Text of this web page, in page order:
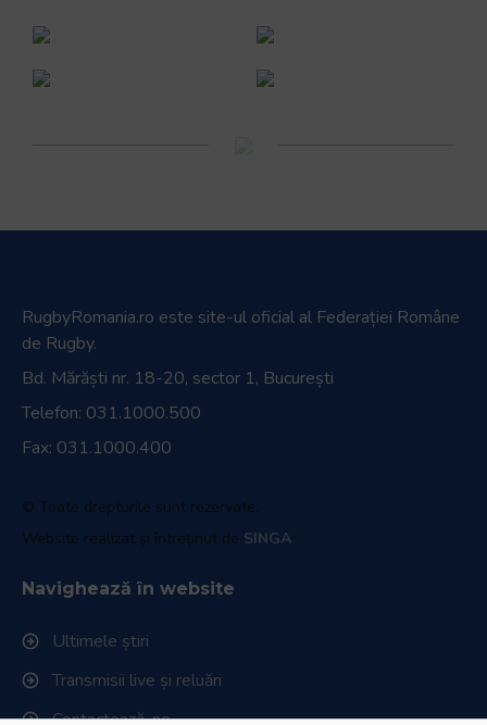
RugbyRomania.ro este site-ul oficial al Federației Române
de Rugby.
Bd. Mărăști nr. 18-20, sector 1, București
Telefon: 031.1000.500
Fax: 031.1000.400
© Toate drepturile sunt rezervate.
Website realizat și întreținut de SINGA
Navighează în website
Ultimele știri
Transmisii live și reluări
Contactează-ne